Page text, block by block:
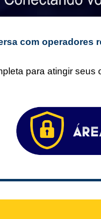
com operadores
para atingir